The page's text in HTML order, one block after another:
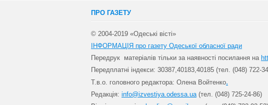
ПРО ГАЗЕТУ
© 2004-2019 «Одеські вісті»
ІНФОРМАЦІЯ про газету Одеської обласної ради
Передрук матеріалів тільки за наявності посилання на
Передплатні індекси: 30387,40183,40185 (тел. (048) 722-
Т.в.о. головного редактора: Олена Войтенко.
Редакція: info@izvestiya.odessa.ua(тел. (048) 725-24-86)